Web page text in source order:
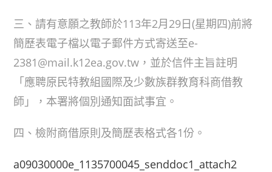
三、請有意願之教師於113年2月29日(星期四)前將
簡歷表電子檔以電子郵件方式寄送至e-
2381@mail.k12ea.gov.tw，並於信件主旨註明
「應聘原民特教組國際及少數族群教育科商借教
師」，本署將個別通知面試事宜。
四、檢附商借原則及簡歷表格式各1份。
a09030000e_1135700045_senddoc1_attach2